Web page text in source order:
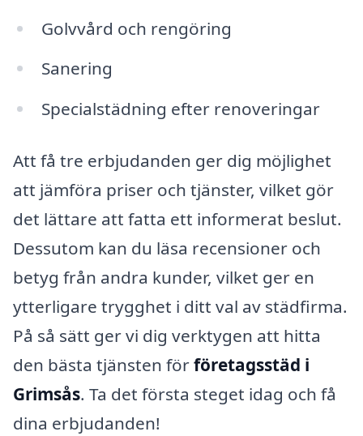
Golvvård och rengöring
Sanering
Specialstädning efter renoveringar
Att få tre erbjudanden ger dig möjlighet
att jämföra priser och tjänster, vilket gör
det lättare att fatta ett informerat beslut.
Dessutom kan du läsa recensioner och
betyg från andra kunder, vilket ger en
ytterligare trygghet i ditt val av städfirma.
På så sätt ger vi dig verktygen att hitta
den bästa tjänsten förföretagsstäd i
Grimsås. Ta det första steget idag och få
dina erbjudanden!